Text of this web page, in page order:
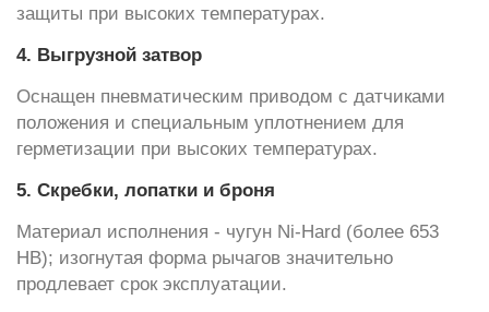
защиты при высоких температурах.
4. Выгрузной затвор
Оснащен пневматическим приводом с датчиками
положения и специальным уплотнением для
герметизации при высоких температурах.
5. Скребки, лопатки и броня
Материал исполнения - чугун Ni-Hard (более 653
HB); изогнутая форма рычагов значительно
продлевает срок эксплуатации.